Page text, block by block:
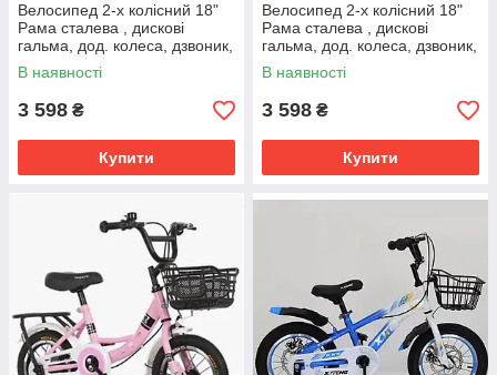
Велосипед 2-х колісний 18"
Рама сталева , дискові
гальма, дод. колеса, дзвоник,
бутилочка, корзинка
В наявності
3 598 ₴
Купити
Велосипед 2-х колісний 18"
Рама сталева , дискові
гальма, дод. колеса, дзвоник,
бутилочка, корзинка
В наявності
3 598 ₴
Купити